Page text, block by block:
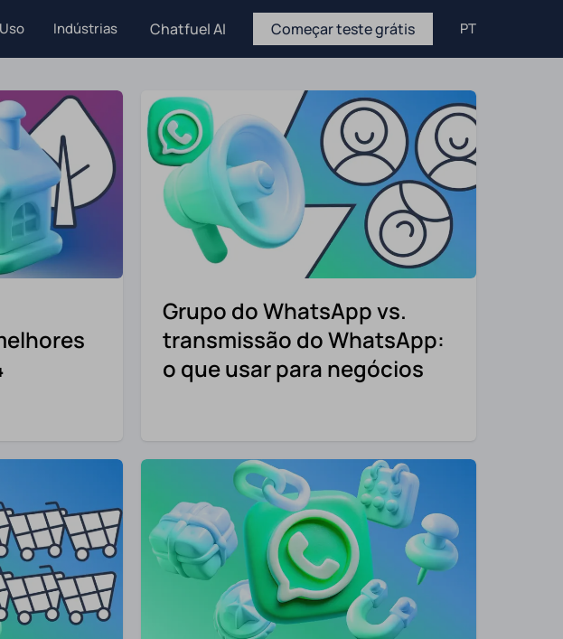
Indústrias Chatfuel AI Começar teste grátis PT
Grupo do WhatsApp vs.
transmissão do WhatsApp:
o que usar para negócios